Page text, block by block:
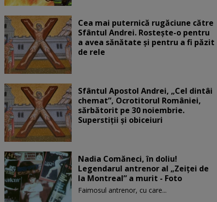
Cea mai puternică rugăciune către
Sfântul Andrei. Rostește-o pentru
a avea sănătate și pentru a fi păzit
de rele
Sfântul Apostol Andrei, „Cel dintâi
chemat”, Ocrotitorul României,
sărbătorit pe 30 noiembrie.
Superstiții și obiceiuri
Nadia Comăneci, în doliu!
Legendarul antrenor al „Zeiței de
la Montreal” a murit - Foto
Faimosul antrenor, cu care...